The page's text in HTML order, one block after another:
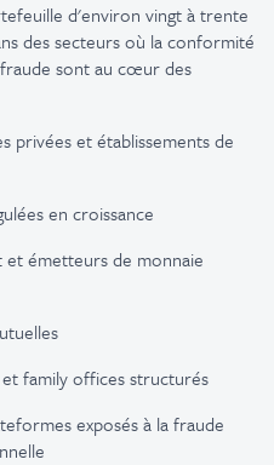
d'environ vingtàtrente
dessecteursoù laconformité
fraude sontau cœurdes
privéesetétablissementsde
en croissance
etémetteursde monnaie
et family officesstructurés
exposés à lafraude